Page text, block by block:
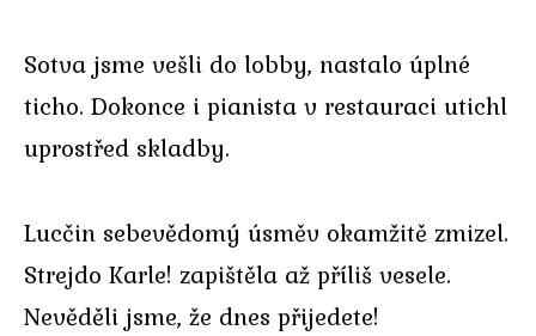
Sotva jsme vešli do lobby, nastalo úplné
ticho. Dokonce i pianista v restauraci utichl
uprostřed skladby.
Lucčin sebevědomý úsměv okamžitě zmizel.
Strejdo Karle! zapištěla až příliš vesele.
Nevěděli jsme, že dnes přijedete!